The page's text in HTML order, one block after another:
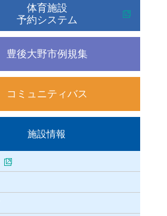
体育施設
予約システム
豊後大野市例規集
コミュニティバス
施設情報